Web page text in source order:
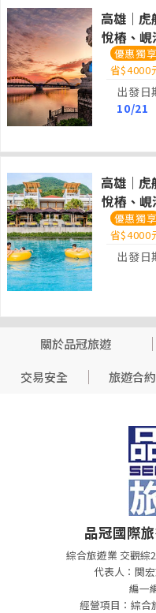
高雄｜虎
悅樁、峴
安、順
村兩晚)
出發日
10/21
省$4000
高雄｜虎
悅樁、峴
安、順
村兩晚)
出發日
省$4000
關於品冠旅遊
交易安全
旅遊合約
品冠國際
綜合旅遊業 交觀綜
代表人：関
編一
經營項目：綜合